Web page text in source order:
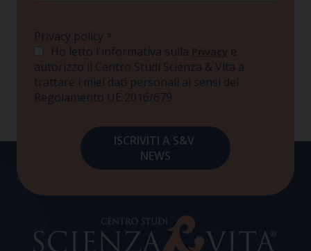
Privacy policy *
Ho letto l'informativa sulla Privacy e
autorizzo il Centro Studi Scienza & Vita a
trattare i miei dati personali ai sensi del
Regolamento UE 2016/679